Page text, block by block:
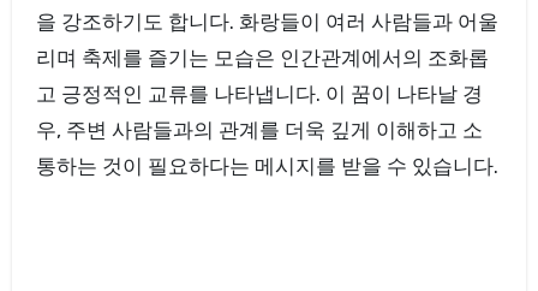
을 강조하기도 합니다. 화랑들이 여러 사람들과 어울
리며 축제를 즐기는 모습은 인간관계에서의 조화롭
고 긍정적인 교류를 나타냅니다. 이 꿈이 나타날 경
우, 주변 사람들과의 관계를 더욱 깊게 이해하고 소
통하는 것이 필요하다는 메시지를 받을 수 있습니다.